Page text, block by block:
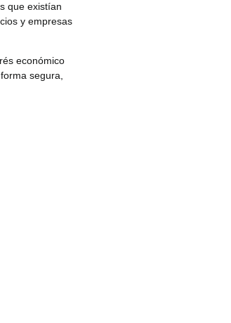
que existían
y empresas
económico
segura,